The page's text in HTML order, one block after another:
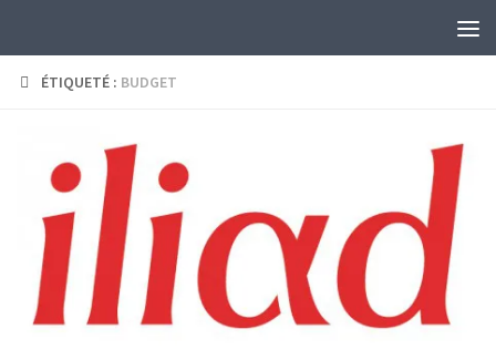
ÉTIQUETÉ : BUDGET